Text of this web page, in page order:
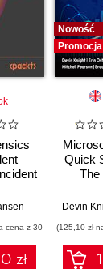
for
-
cena z 30
zł
Nowość
Promocja
Quick
The
to
Devin
(125,10 zł